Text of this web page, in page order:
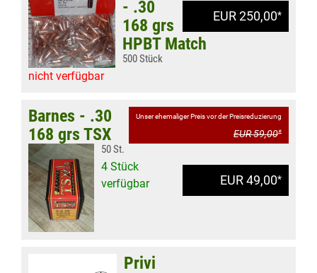
EUR 250,00*
- .30
168 grs
HPBT Match
500 Stück
nicht verfügbar
Unser ehemaliger Preis vor der Preisreduzierung
EUR 59,00*
EUR 49,00*
Barnes - .30
168 grs TSX
50 St.
4 Stück
verfügbar
Privi